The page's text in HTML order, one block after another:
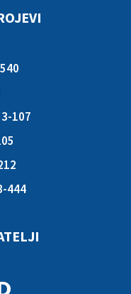
107
444